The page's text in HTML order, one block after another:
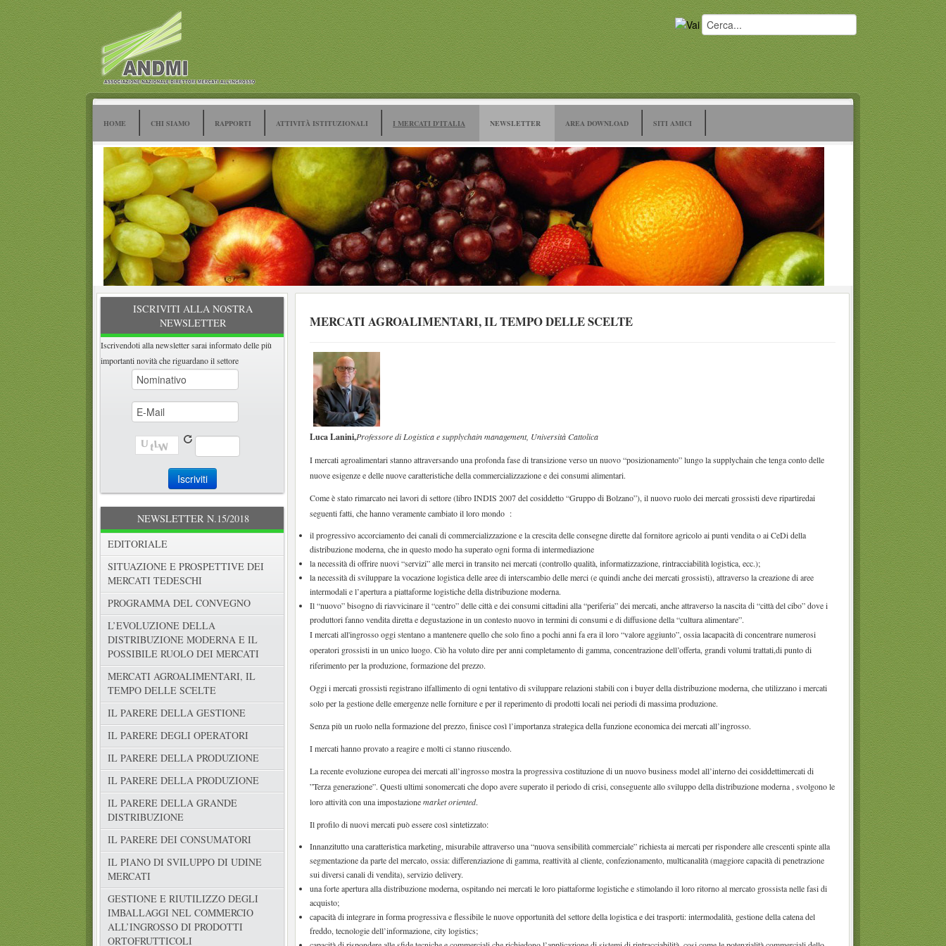
HOME CHI SIAMO RAPPORTI ATTIVITÀ ISTITUZIONALI I MERCATI D'ITALIA NEWSLETTER AREA DOWNLOAD SITI AMICI
ISCRIVITI ALLA NOSTRA
NEWSLETTER
Iscrivendoti alla newsletter sarai informato delle più
importanti novità che riguardano il settore
NEWSLETTER N.15/2018
EDITORIALE
SITUAZIONE E PROSPETTIVE DEI
MERCATI TEDESCHI
PROGRAMMA DEL CONVEGNO
L’EVOLUZIONE DELLA
DISTRIBUZIONE MODERNA E IL
POSSIBILE RUOLO DEI MERCATI
MERCATI AGROALIMENTARI, IL
TEMPO DELLE SCELTE
IL PARERE DELLA GESTIONE
IL PARERE DEGLI OPERATORI
IL PARERE DELLA PRODUZIONE
IL PARERE DELLA PRODUZIONE
IL PARERE DELLA GRANDE
DISTRIBUZIONE
IL PARERE DEI CONSUMATORI
IL PIANO DI SVILUPPO DI UDINE
MERCATI
GESTIONE E RIUTILIZZO DEGLI
IMBALLAGGI NEL COMMERCIO
ALL’INGROSSO DI PRODOTTI
ORTOFRUTTICOLI
MERCATI AGROALIMENTARI, IL TEMPO DELLE SCELTE
Luca Lanini,Professore di Logistica e supplychain management, Università Cattolica
I mercati agroalimentari stanno attraversando una profonda fase di transizione verso un nuovo “posizionamento” lungo la supplychain che tenga conto delle
nuove esigenze e delle nuove caratteristiche della commercializzazione e dei consumi alimentari.
Come è stato rimarcato nei lavori di settore (libro INDIS 2007 del cosiddetto “Gruppo di Bolzano”), il nuovo ruolo dei mercati grossisti deve ripartiredai
seguenti fatti, che hanno veramente cambiato il loro mondo :
il progressivo accorciamento dei canali di commercializzazione e la crescita delle consegne dirette dal fornitore agricolo ai punti vendita o ai CeDi della
distribuzione moderna, che in questo modo ha superato ogni forma di intermediazione
la necessità di offrire nuovi “servizi” alle merci in transito nei mercati (controllo qualità, informatizzazione, rintracciabilità logistica, ecc.);
la necessità di sviluppare la vocazione logistica delle aree di interscambio delle merci (e quindi anche dei mercati grossisti), attraverso la creazione di aree
intermodali e l’apertura a piattaforme logistiche della distribuzione moderna.
Il “nuovo” bisogno di riavvicinare il “centro” delle città e dei consumi cittadini alla “periferia” dei mercati, anche attraverso la nascita di “città del cibo” dove i
produttori fanno vendita diretta e degustazione in un contesto nuovo in termini di consumi e di diffusione della “cultura alimentare”.
I mercati all'ingrosso oggi stentano a mantenere quello che solo fino a pochi anni fa era il loro “valore aggiunto”, ossia lacapacità di concentrare numerosi
operatori grossisti in un unico luogo. Ciò ha voluto dire per anni completamento di gamma, concentrazione dell’offerta, grandi volumi trattati,di punto di
riferimento per la produzione, formazione del prezzo.
Oggi i mercati grossisti registrano ilfallimento di ogni tentativo di sviluppare relazioni stabili con i buyer della distribuzione moderna, che utilizzano i mercati
solo per la gestione delle emergenze nelle forniture e per il reperimento di prodotti locali nei periodi di massima produzione.
Senza più un ruolo nella formazione del prezzo, finisce così l’importanza strategica della funzione economica dei mercati all’ingrosso.
I mercati hanno provato a reagire e molti ci stanno riuscendo.
La recente evoluzione europea dei mercati all’ingrosso mostra la progressiva costituzione di un nuovo business model all’interno dei cosiddettimercati di
”Terza generazione”. Questi ultimi sonomercati che dopo avere superato il periodo di crisi, conseguente allo sviluppo della distribuzione moderna , svolgono le
loro attività con una impostazionemarket oriented.
Il profilo di nuovi mercati può essere così sintetizzato:
Innanzitutto una caratteristica marketing, misurabile attraverso una “nuova sensibilità commerciale” richiesta ai mercati per rispondere alle crescenti spinte alla
segmentazione da parte del mercato, ossia: differenziazione di gamma, reattività al cliente, confezionamento, multicanalità (maggiore capacità di penetrazione
sui diversi canali di vendita), servizio delivery.
una forte apertura alla distribuzione moderna, ospitando nei mercati le loro piattaforme logistiche e stimolando il loro ritorno al mercato grossista nelle fasi di
acquisto;
capacità di integrare in forma progressiva e flessibile le nuove opportunità del settore della logistica e dei trasporti: intermodalità, gestione della catena del
freddo, tecnologie dell’informazione, city logistics;